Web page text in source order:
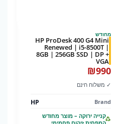
מחודש
HP ProDesk 400 G4 Mini
Renewed | i5-8500T |
8GB | 256GB SSD | DP +
VGA
₪990
✓ משלוח חינם
Brand
HP
קנייה ירוקה – מוצר מחודש